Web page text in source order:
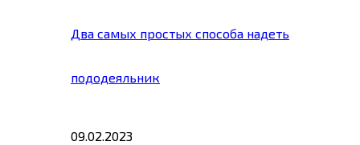
Два самых простых способа надеть
пододеяльник
09.02.2023